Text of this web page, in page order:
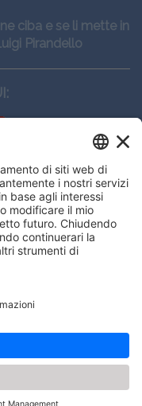
ciba e se li mette in
Pirandello
Milano
– 14:00 - 17:30
- 16:00